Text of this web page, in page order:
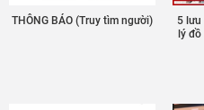
THÔNG BÁO (Truy tìm người)
5
lý